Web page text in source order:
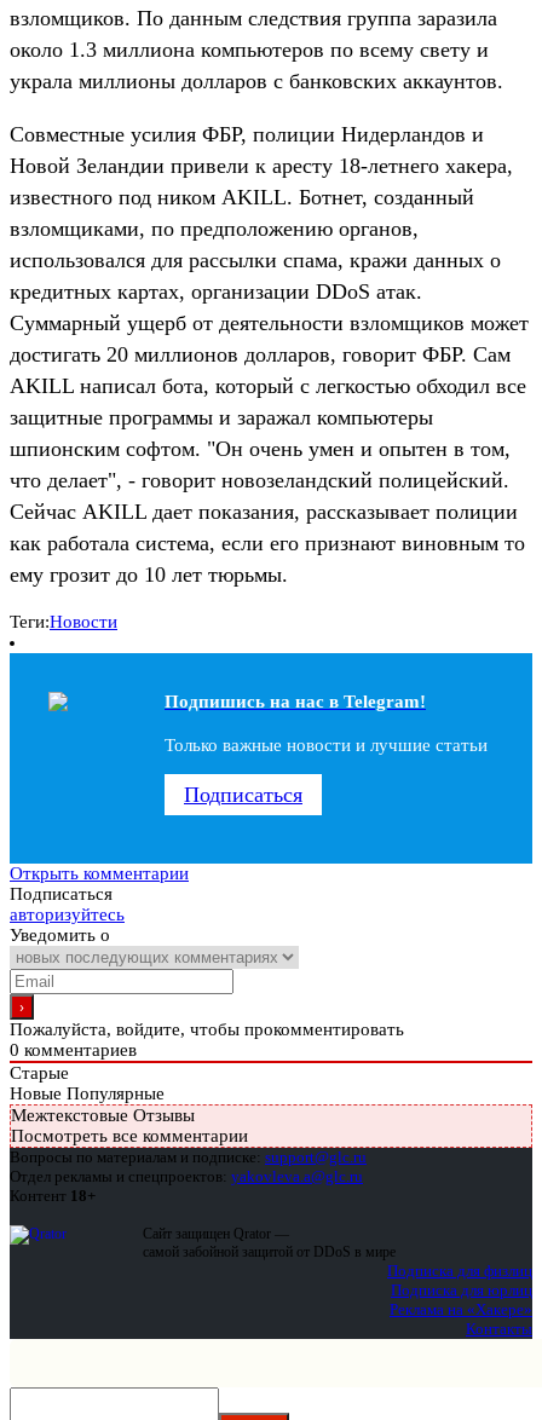
взломщиков. По данным следствия группа заразила
около 1.3 миллиона компьютеров по всему свету и
украла миллионы долларов с банковских аккаунтов.
Совместные усилия ФБР, полиции Нидерландов и
Новой Зеландии привели к аресту 18-летнего хакера,
известного под ником AKILL. Ботнет, созданный
взломщиками, по предположению органов,
использовался для рассылки спама, кражи данных о
кредитных картах, организации DDoS атак.
Суммарный ущерб от деятельности взломщиков может
достигать 20 миллионов долларов, говорит ФБР. Сам
AKILL написал бота, который с легкостью обходил все
защитные программы и заражал компьютеры
шпионским софтом. "Он очень умен и опытен в том,
что делает", - говорит новозеландский полицейский.
Сейчас AKILL дает показания, рассказывает полиции
как работала система, если его признают виновным то
ему грозит до 10 лет тюрьмы.
Теги:Новости
Подпишись на наc в Telegram!
Только важные новости и лучшие статьи
Подписаться
Открыть комментарии
Подписаться
авторизуйтесь
Уведомить о
Пожалуйста, войдите, чтобы прокомментировать
0 комментариев
Старые
Новые Популярные
Межтекстовые Отзывы
Посмотреть все комментарии
Вопросы по материалам и подписке: support@glc.ru
Отдел рекламы и спецпроектов: yakovleva.a@glc.ru
Контент 18+
Сайт защищен Qrator —
самой забойной защитой от DDoS в мире
Подписка для физлиц
Подписка для юрлиц
Реклама на «Хакере»
Контакты